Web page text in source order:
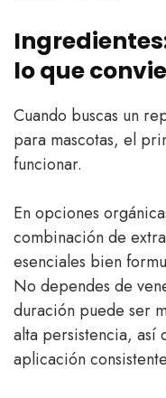
lo que
Cuando buscas un
para mascotas, el
funcionar.
En opciones
combinación de
esenciales bien
No dependes de
duración puede ser
alta persistencia, así
aplicación